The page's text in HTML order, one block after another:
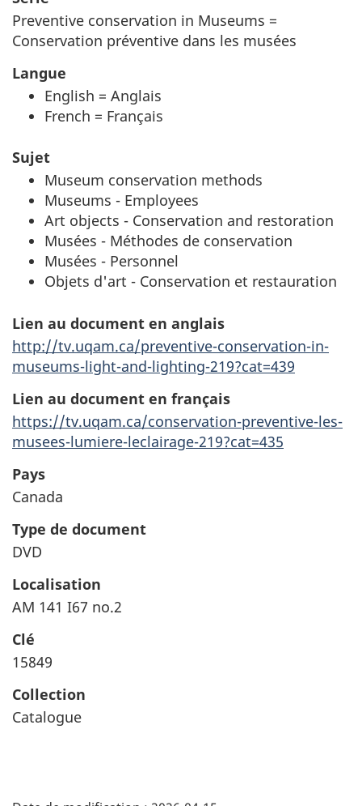
Preventive conservation in Museums =
Conservation préventive dans les musées
Langue
English = Anglais
French = Français
Sujet
Museum conservation methods
Museums - Employees
Art objects - Conservation and restoration
Musées - Méthodes de conservation
Musées - Personnel
Objets d'art - Conservation et restauration
Lien au document en anglais
http://tv.uqam.ca/preventive-conservation-in-
museums-light-and-lighting-219?cat=439
Lien au document en français
https://tv.uqam.ca/conservation-preventive-les-
musees-lumiere-leclairage-219?cat=435
Pays
Canada
Type de document
DVD
Localisation
AM 141 I67 no.2
Clé
15849
Collection
Catalogue